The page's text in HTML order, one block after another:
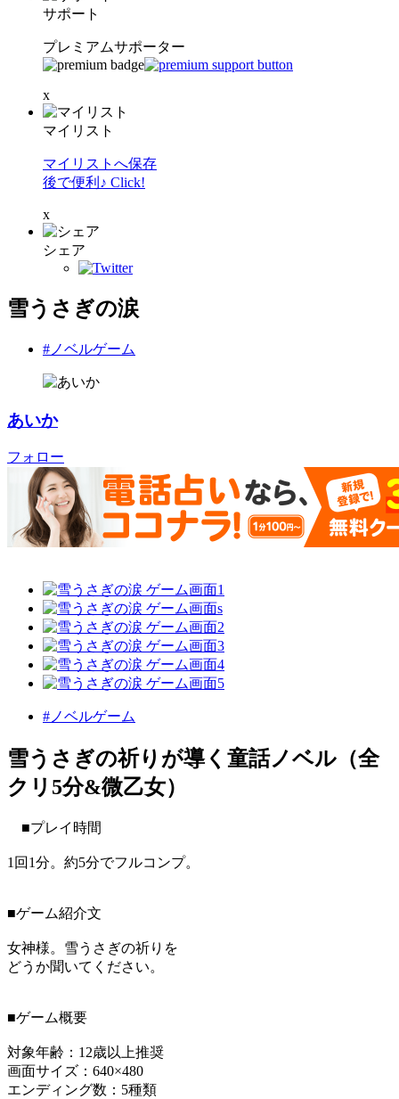
サポート
プレミアムサポーター
x
マイリスト
マイリストへ保存
後で便利♪ Click!
x
シェア
雪うさぎの涙
#ノベルゲーム
あいか
フォロー
#ノベルゲーム
雪うさぎの祈りが導く童話ノベル（全
クリ5分&微乙女）
■プレイ時間
1回1分。約5分でフルコンプ。
■ゲーム紹介文
女神様。雪うさぎの祈りを
どうか聞いてください。
■ゲーム概要
対象年齢：12歳以上推奨
画面サイズ：640×480
エンディング数：5種類